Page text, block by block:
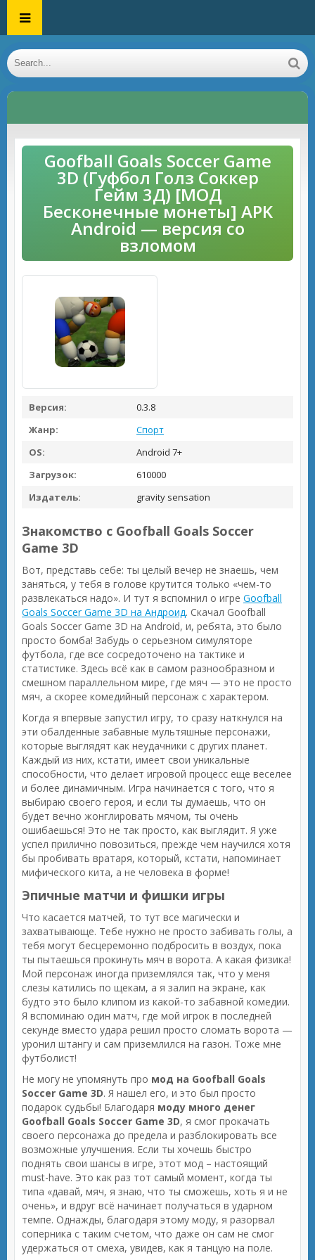
Goofball Goals Soccer Game
3D (Гуфбол Голз Соккер
Гейм 3Д) [МОД
Бесконечные монеты] APK
Android — версия со
взломом
Версия:
0.3.8
Жанр:
Спорт
OS:
Android 7+
Загрузок:
610000
Издатель:
gravity sensation
Знакомство с Goofball Goals Soccer
Game 3D
Вот, представь себе: ты целый вечер не знаешь, чем
заняться, у тебя в голове крутится только «чем-то
развлекаться надо». И тут я вспомнил о игре Goofball
Goals Soccer Game 3D на Андроид. Скачал Goofball
Goals Soccer Game 3D на Android, и, ребята, это было
просто бомба! Забудь о серьезном симуляторе
футбола, где все сосредоточено на тактике и
статистике. Здесь всё как в самом разнообразном и
смешном параллельном мире, где мяч — это не просто
мяч, а скорее комедийный персонаж с характером.
Когда я впервые запустил игру, то сразу наткнулся на
эти обалденные забавные мультяшные персонажи,
которые выглядят как неудачники с других планет.
Каждый из них, кстати, имеет свои уникальные
способности, что делает игровой процесс еще веселее
и более динамичным. Игра начинается с того, что я
выбираю своего героя, и если ты думаешь, что он
будет вечно жонглировать мячом, ты очень
ошибаешься! Это не так просто, как выглядит. Я уже
успел прилично повозиться, прежде чем научился хотя
бы пробивать вратаря, который, кстати, напоминает
мифического кита, а не человека в форме!
Эпичные матчи и фишки игры
Что касается матчей, то тут все магически и
захватывающе. Тебе нужно не просто забивать голы, а
тебя могут бесцеремонно подбросить в воздух, пока
ты пытаешься прокинуть мяч в ворота. А какая физика!
Мой персонаж иногда приземлялся так, что у меня
слезы катились по щекам, а я залип на экране, как
будто это было клипом из какой-то забавной комедии.
Я вспоминаю один матч, где мой игрок в последней
секунде вместо удара решил просто сломать ворота —
уронил штангу и сам приземлился на газон. Тоже мне
футболист!
Не могу не упомянуть про мод на Goofball Goals
Soccer Game 3D. Я нашел его, и это был просто
подарок судьбы! Благодаря моду много денег
Goofball Goals Soccer Game 3D, я смог прокачать
своего персонажа до предела и разблокировать все
возможные улучшения. Если ты хочешь быстро
поднять свои шансы в игре, этот мод – настоящий
must-have. Это как раз тот самый момент, когда ты
типа «давай, мяч, я знаю, что ты сможешь, хоть я и не
очень», и вдруг всё начинает получаться в ударном
темпе. Однажды, благодаря этому моду, я разорвал
соперника с таким счетом, что даже он сам не смог
удержаться от смеха, увидев, как я танцую на поле.